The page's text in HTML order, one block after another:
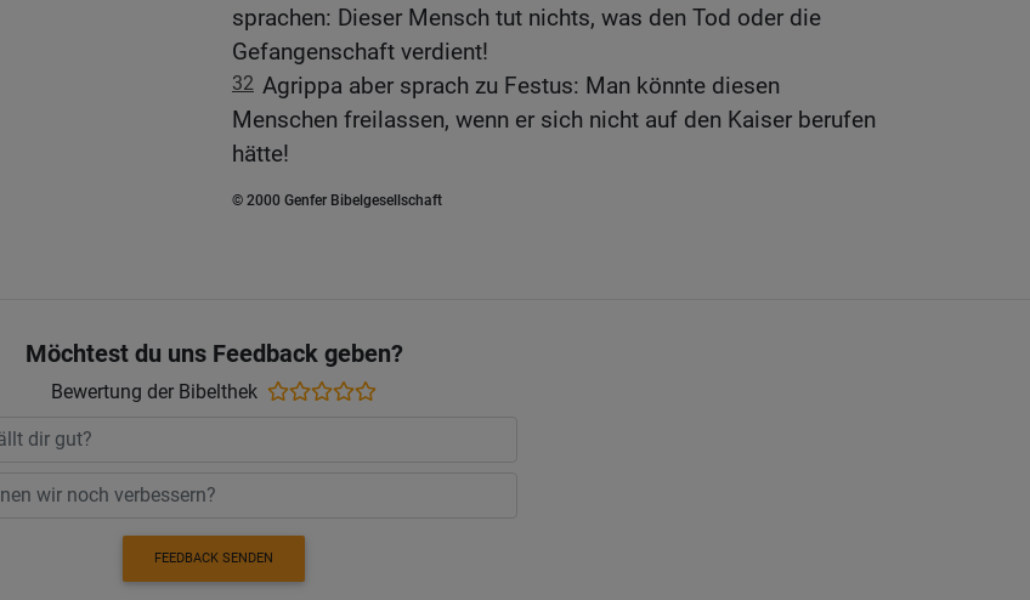
sprachen: Dieser Mensch tut nichts, was den Tod oder die
Gefangenschaft verdient!
32 Agrippa aber sprach zu Festus: Man könnte diesen
Menschen freilassen, wenn er sich nicht auf den Kaiser berufen
hätte!
© 2000 Genfer Bibelgesellschaft
Möchtest du uns Feedback geben?
Bewertung der Bibelthek
FEEDBACK SENDEN